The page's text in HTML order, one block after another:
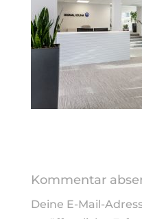
Kommentar
Deine E-Mail-